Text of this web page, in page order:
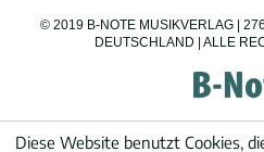
© 2019 B-NOTE MUSIKVERLAG |
DEUTSCHLAND | ALLE
Diese Website benutzt Cookies,